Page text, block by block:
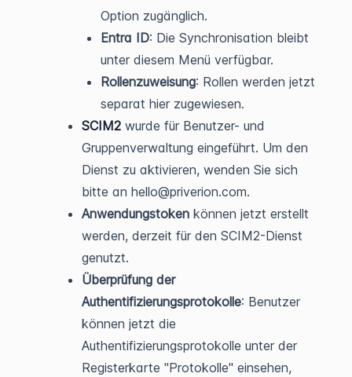
Option zugänglich.
Entra ID: Die Synchronisation bleibt
unter diesem Menü verfügbar.
Rollenzuweisung: Rollen werden jetzt
separat hier zugewiesen.
SCIM2 wurde für Benutzer- und
Gruppenverwaltung eingeführt. Um den
Dienst zu aktivieren, wenden Sie sich
bitte an hello@priverion.com.
Anwendungstoken können jetzt erstellt
werden, derzeit für den SCIM2-Dienst
genutzt.
Überprüfung der
Authentifizierungsprotokolle: Benutzer
können jetzt die
Authentifizierungsprotokolle unter der
Registerkarte "Protokolle" einsehen,